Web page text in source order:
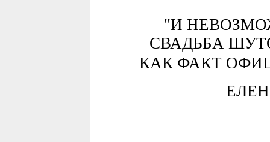
"И
СВАДЬБА
КАК ФАКТ